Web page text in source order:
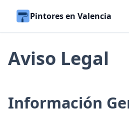
Pintores en Valencia
Aviso Legal
Información